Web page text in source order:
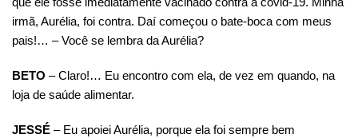
irmã, Aurélia, foi contra. Daí começou o bate-boca com meus
pais!… – Você se lembra da Aurélia?
BETO – Claro!… Eu encontro com ela, de vez em quando, na
loja de saúde alimentar.
JESSÉ – Eu apoiei Aurélia, porque ela foi sempre bem